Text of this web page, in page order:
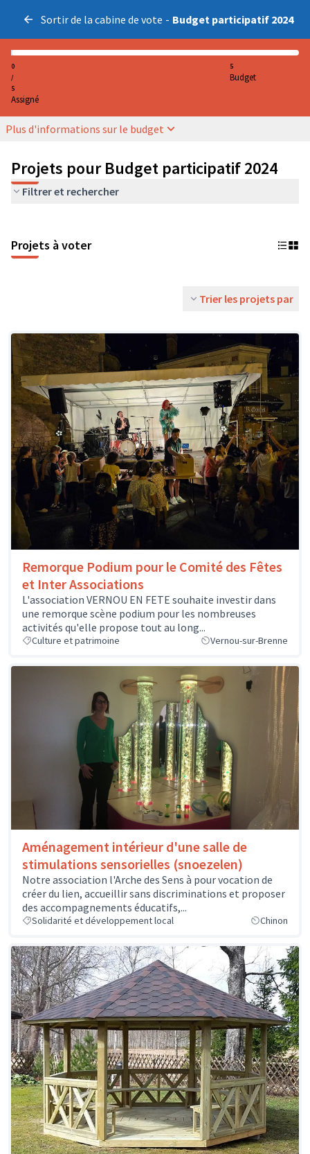
Sortir de la cabine de vote - Budget participatif 2024
0
/
5
Assigné
5
Budget
Plus d'informations sur le budget
Projets pour Budget participatif 2024
Filtrer et rechercher
Projets à voter
Trier les projets par
Remorque Podium pour le Comité des Fêtes
et Inter Associations
L'association VERNOU EN FETE souhaite investir dans
une remorque scène podium pour les nombreuses
activités qu'elle propose tout au long...
Culture et patrimoine Vernou-sur-Brenne
Aménagement intérieur d'une salle de
stimulations sensorielles (snoezelen)
Notre association l'Arche des Sens à pour vocation de
créer du lien, accueillir sans discriminations et proposer
des accompagnements éducatifs,...
Solidarité et développement local Chinon